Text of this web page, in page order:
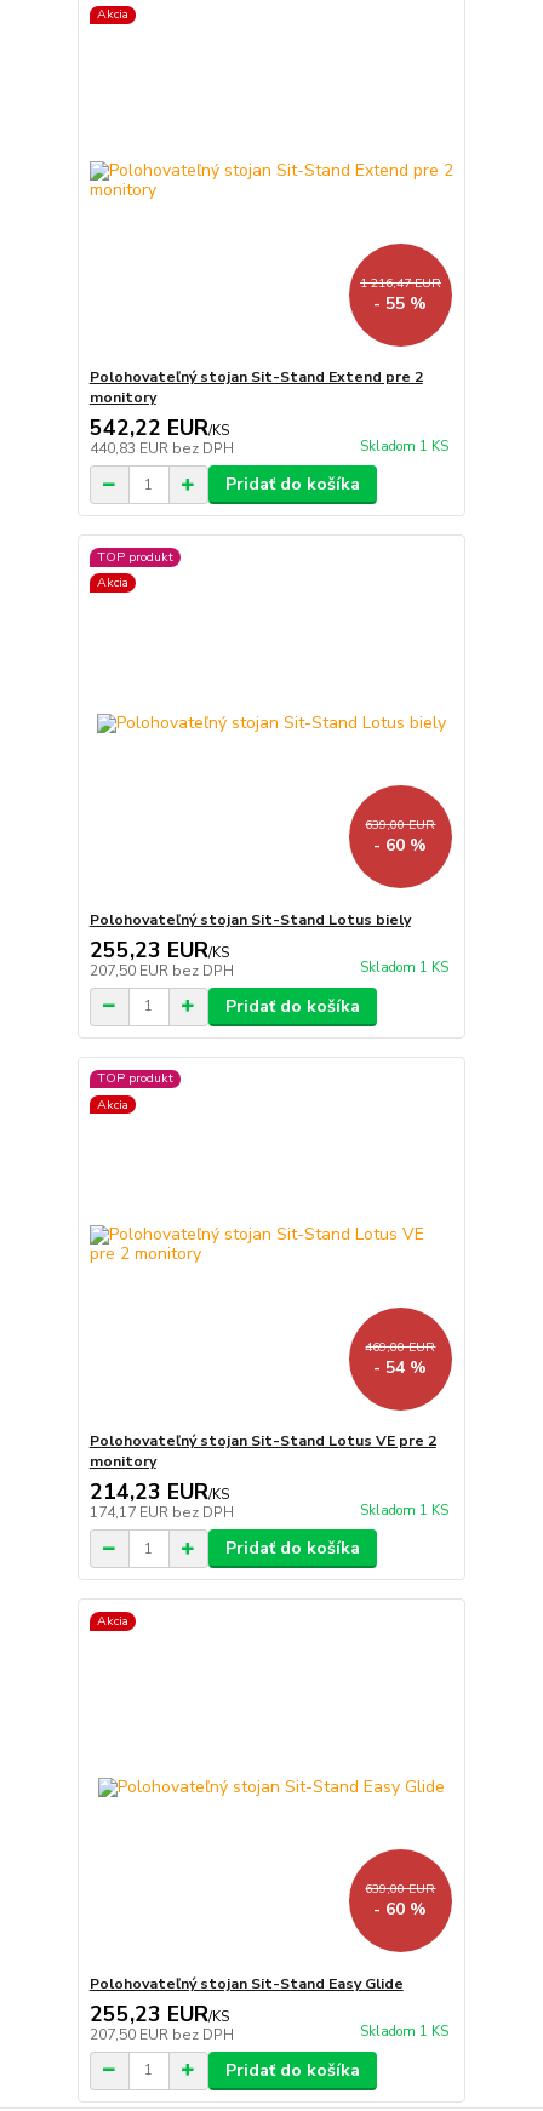
Akcia
1 216,47 EUR
- 55 %
Polohovateľný stojan Sit-Stand Extend pre 2
monitory
542,22 EUR/KS
440,83 EUR bez DPH Skladom 1 KS
Pridať do košíka
TOP produkt
Akcia
639,00 EUR
- 60 %
Polohovateľný stojan Sit-Stand Lotus biely
255,23 EUR/KS
207,50 EUR bez DPH Skladom 1 KS
Pridať do košíka
TOP produkt
Akcia
469,00 EUR
- 54 %
Polohovateľný stojan Sit-Stand Lotus VE pre 2
monitory
214,23 EUR/KS
174,17 EUR bez DPH Skladom 1 KS
Pridať do košíka
Akcia
639,00 EUR
- 60 %
Polohovateľný stojan Sit-Stand Easy Glide
255,23 EUR/KS
207,50 EUR bez DPH Skladom 1 KS
Pridať do košíka